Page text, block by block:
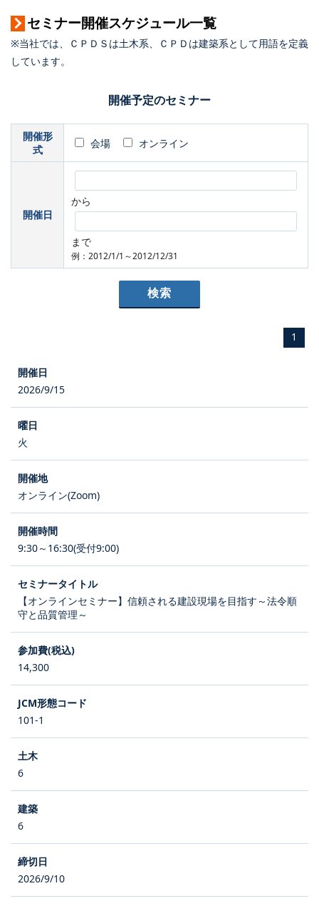
セミナー開催スケジュール一覧
※当社では、ＣＰＤＳは土木系、ＣＰＤは建築系として用語を定義
しています。
開催予定のセミナー
開催形
式
会場 オンライン
開催日
から
まで
例：2012/1/1～2012/12/31
1
2026/9/15
火
オンライン(Zoom)
9:30～16:30(受付9:00)
【オンラインセミナー】信頼される建設現場を目指す～法令順
守と品質管理～
14,300
101-1
6
6
2026/9/10